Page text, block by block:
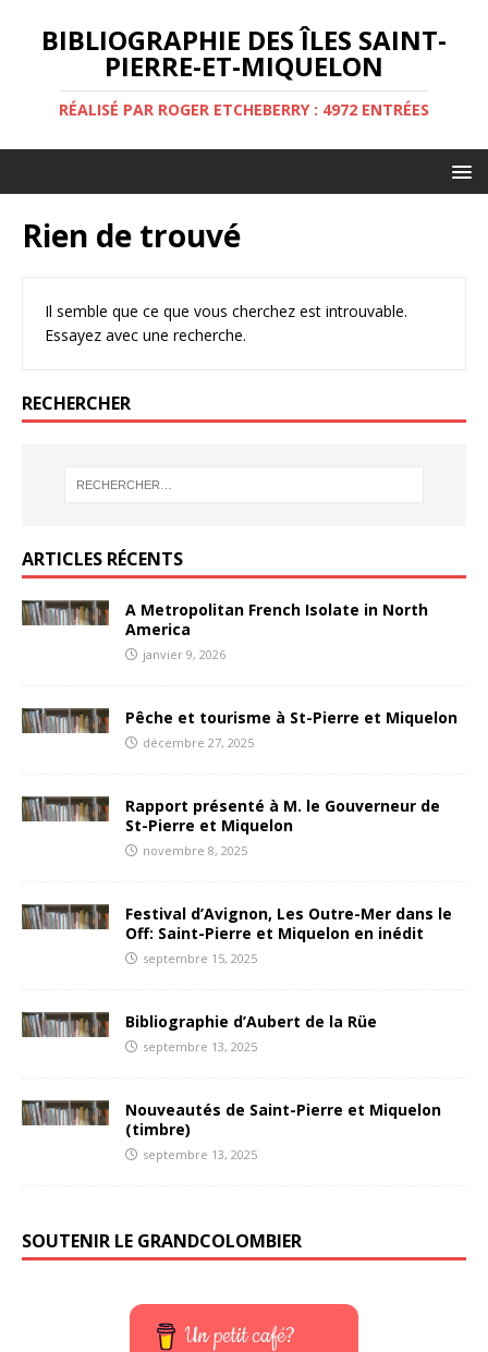
BIBLIOGRAPHIE DES ÎLES SAINT-
PIERRE-ET-MIQUELON
RÉALISÉ PAR ROGER ETCHEBERRY : 4972 ENTRÉES
Rien de trouvé
Il semble que ce que vous cherchez est introuvable.
Essayez avec une recherche.
RECHERCHER
ARTICLES RÉCENTS
A Metropolitan French Isolate in North
America
janvier 9, 2026
Pêche et tourisme à St-Pierre et Miquelon
décembre 27, 2025
Rapport présenté à M. le Gouverneur de
St-Pierre et Miquelon
novembre 8, 2025
Festival d’Avignon, Les Outre-Mer dans le
Off: Saint-Pierre et Miquelon en inédit
septembre 15, 2025
Bibliographie d’Aubert de la Rüe
septembre 13, 2025
Nouveautés de Saint-Pierre et Miquelon
(timbre)
septembre 13, 2025
SOUTENIR LE GRANDCOLOMBIER
Un petit café?